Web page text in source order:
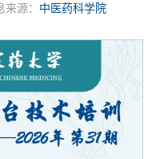
来源： 中医药科学院